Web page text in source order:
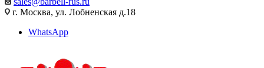
г. Москва, ул. Лобненская д.18
WhatsApp